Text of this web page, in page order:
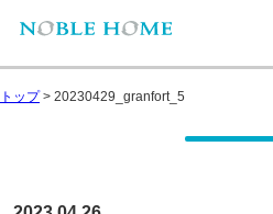
トップ> 20230429_granfort_5